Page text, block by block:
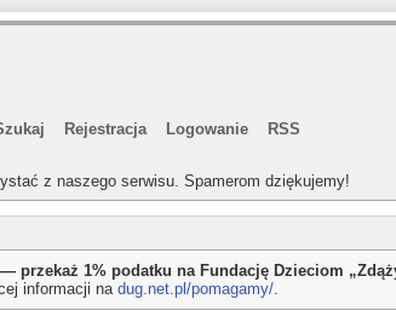
Rejestracja Logowanie
RSS
z naszego serwisu. Spamerom dziękujemy!
przekaż 1% podatku na Fundację Dzieciom
informacji nadug.net.pl/pomagamy/.